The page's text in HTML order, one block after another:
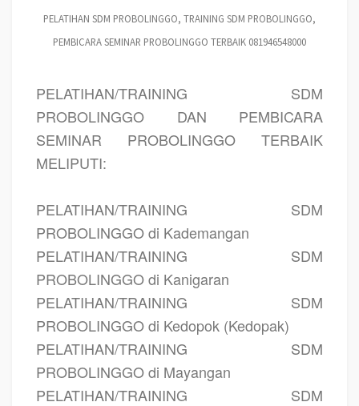
PELATIHAN SDM PROBOLINGGO, TRAINING SDM PROBOLINGGO,
PEMBICARA SEMINAR PROBOLINGGO TERBAIK 081946548000
PELATIHAN/TRAINING SDM
PROBOLINGGO DAN PEMBICARA
SEMINAR PROBOLINGGO TERBAIK
MELIPUTI:
PELATIHAN/TRAINING SDM
PROBOLINGGO di Kademangan
PELATIHAN/TRAINING SDM
PROBOLINGGO di Kanigaran
PELATIHAN/TRAINING SDM
PROBOLINGGO di Kedopok (Kedopak)
PELATIHAN/TRAINING SDM
PROBOLINGGO di Mayangan
PELATIHAN/TRAINING SDM